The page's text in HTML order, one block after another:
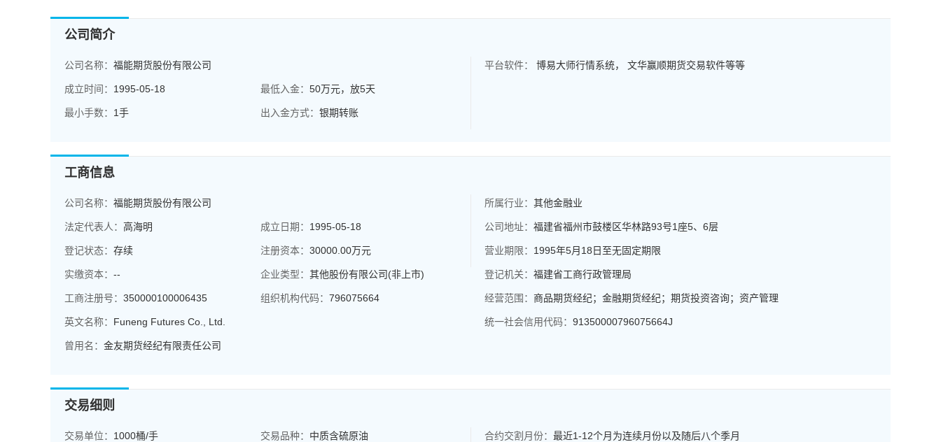
公司简介
公司名称： 福能期货股份有限公司
成立时间： 1995-05-18 最低入金： 50万元，放5天
最小手数： 1手 出入金方式： 银期转账
平台软件： 博易大师行情系统， 文华赢顺期货交易软件等等
工商信息
公司名称： 福能期货股份有限公司
法定代表人： 高海明 成立日期： 1995-05-18
登记状态： 存续 注册资本： 30000.00万元
实缴资本： -- 企业类型： 其他股份有限公司(非上市)
工商注册号： 350000100006435 组织机构代码： 796075664
英文名称： Funeng Futures Co., Ltd.
曾用名： 金友期货经纪有限责任公司
所属行业： 其他金融业
公司地址： 福建省福州市鼓楼区华林路93号1座5、6层
营业期限： 1995年5月18日至无固定期限
登记机关： 福建省工商行政管理局
经营范围： 商品期货经纪；金融期货经纪；期货投资咨询；资产管理
统一社会信用代码： 91350000796075664J
交易细则
交易单位： 1000桶/手 交易品种： 中质含硫原油 合约交割月份： 最近1-12个月为连续月份以及随后八个季月